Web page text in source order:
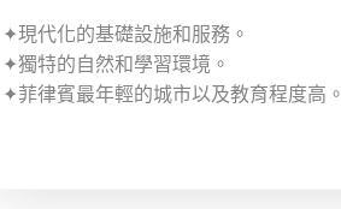
✦現代化的基礎設施和服務。
✦獨特的自然和學習環境。
✦菲律賓最年輕的城市以及教育程度高。